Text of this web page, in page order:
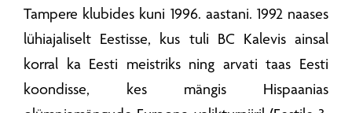
Tampere klubides kuni 1996. aastani. 1992 naases
lühiajaliselt Eestisse, kus tuli BC Kalevis ainsal
korral ka Eesti meistriks ning arvati taas Eesti
koondisse, kes mängis Hispaanias